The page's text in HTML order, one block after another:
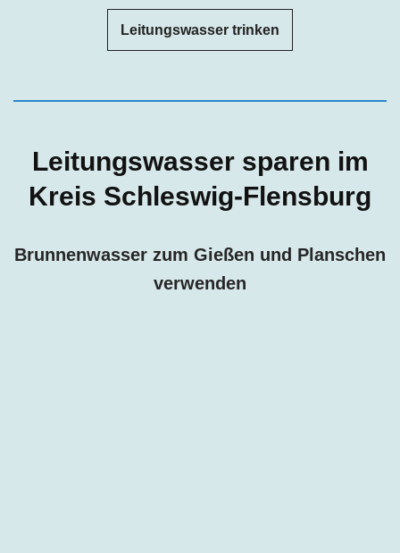
Leitungswasser trinken
Leitungswasser sparen im
Kreis Schleswig-Flensburg
Brunnenwasser zum Gießen und Planschen
verwenden